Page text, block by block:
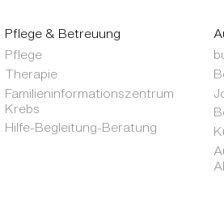
Pflege & Betreuung
Pflege
Therapie
Familieninformationszentrum
Krebs
Hilfe-Begleitung-Beratung